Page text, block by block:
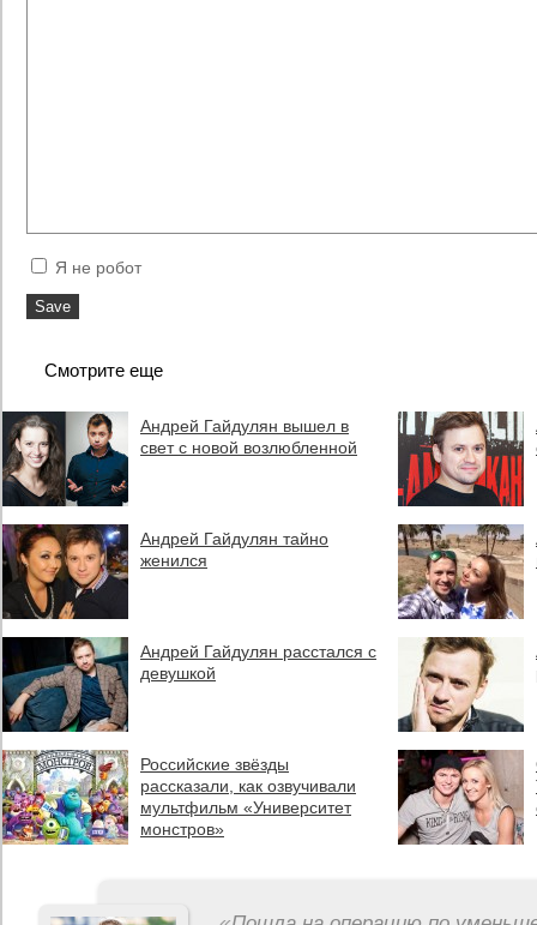
Я не робот
Смотрите еще
Андрей Гайдулян вышел в
свет с новой возлюбленной
Андрей Гайдулян тайно
женился
Андрей Гайдулян расстался с
девушкой
Российские звёзды
рассказали, как озвучивали
мультфильм «Университет
монстров»